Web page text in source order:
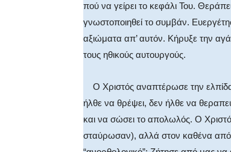
πού να γείρει το κεφάλι Του.
γνωστοποιηθεί το συμβάν.
αξιώματα απ’ αυτόν. Κήρυξε την
τους ηθικούς αυτουργούς.
Ο Χριστός αναπτέρωσε την
ήλθε να θρέψει, δεν ήλθε να
και να σώσει το απολωλός. Ο
σταύρωσαν), αλλά στον καθένα